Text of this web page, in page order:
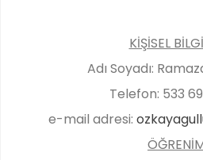
KİŞİSEL
Adı Soyadı:
Telefon: 533
e-mail adresi: